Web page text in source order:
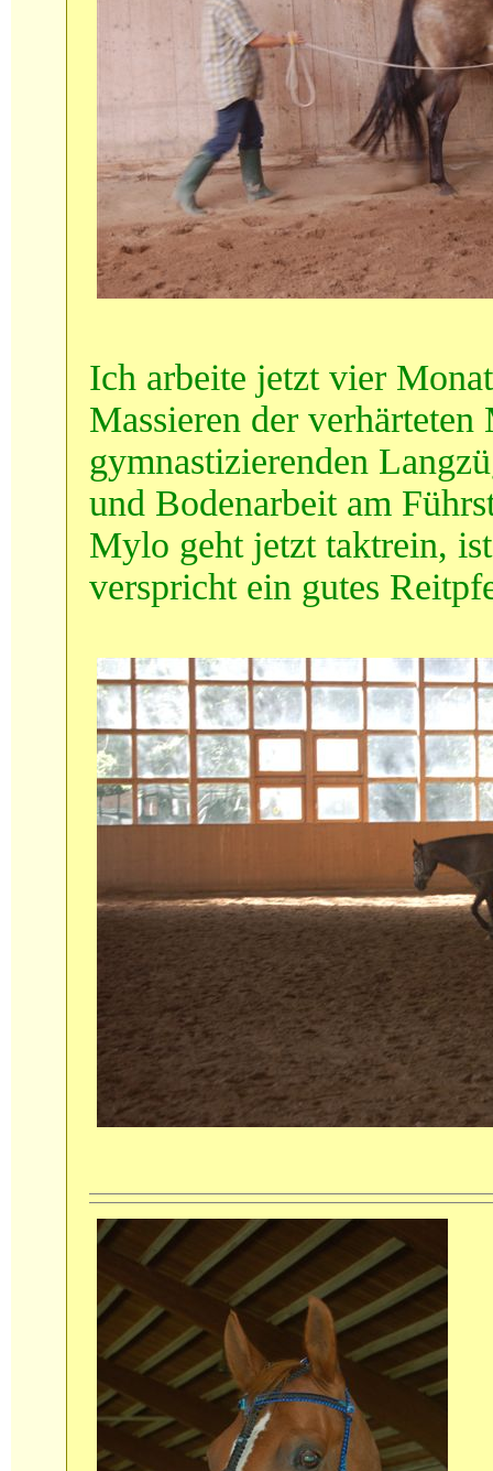
Ich arbeite jetzt vier
Massieren der
gymnastizierenden
und Bodenarbeit am
Mylo geht jetzt taktrein,
verspricht ein gutes